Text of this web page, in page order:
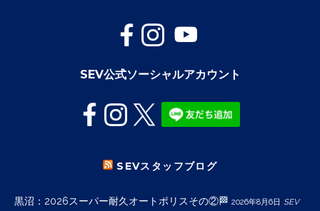
SEV公式ソーシャルアカウント
SEVスタッフブログ
黒沼：2026スーパー耐久オートポリスその②🏁 2026年8月6日 SEV